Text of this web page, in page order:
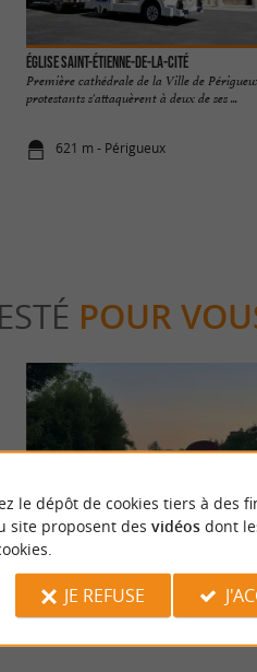
Église Saint-Étienne-de-la-Cité
Première cathédrale de la Ville de
protestants s'attaquèrent à deux de ses ...
621 m - Périgueux
POUR
Balade en Rabaska sous les
Détente
le dépôt de cookies tiers à des
site proposent des vidéosdont
JE REFUSE